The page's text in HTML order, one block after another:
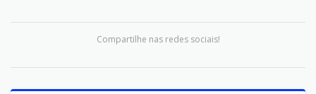
Compartilhe nas redes sociais!